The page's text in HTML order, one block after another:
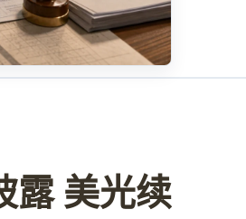
露 美光续